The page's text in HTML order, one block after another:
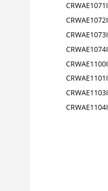
CRWAE1071I
CRWAE1072I
CRWAE1073I
CRWAE1074I
CRWAE1100I
CRWAE1101I
CRWAE1103I
CRWAE1104I